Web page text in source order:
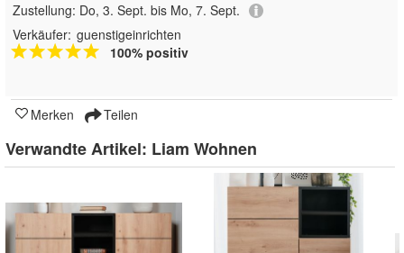
Zustellung: Do, 3. Sept. bis Mo, 7. Sept.
Verkäufer: guenstigeinrichten
100% positiv
Merken Teilen
Verwandte Artikel: Liam Wohnen